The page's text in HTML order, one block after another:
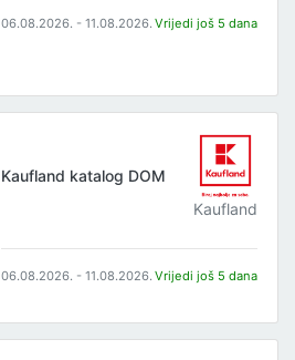
06.08.2026. - 11.08.2026. Vrijedi još 5 dana
Kaufland katalog DOM
Kaufland
06.08.2026. - 11.08.2026. Vrijedi još 5 dana